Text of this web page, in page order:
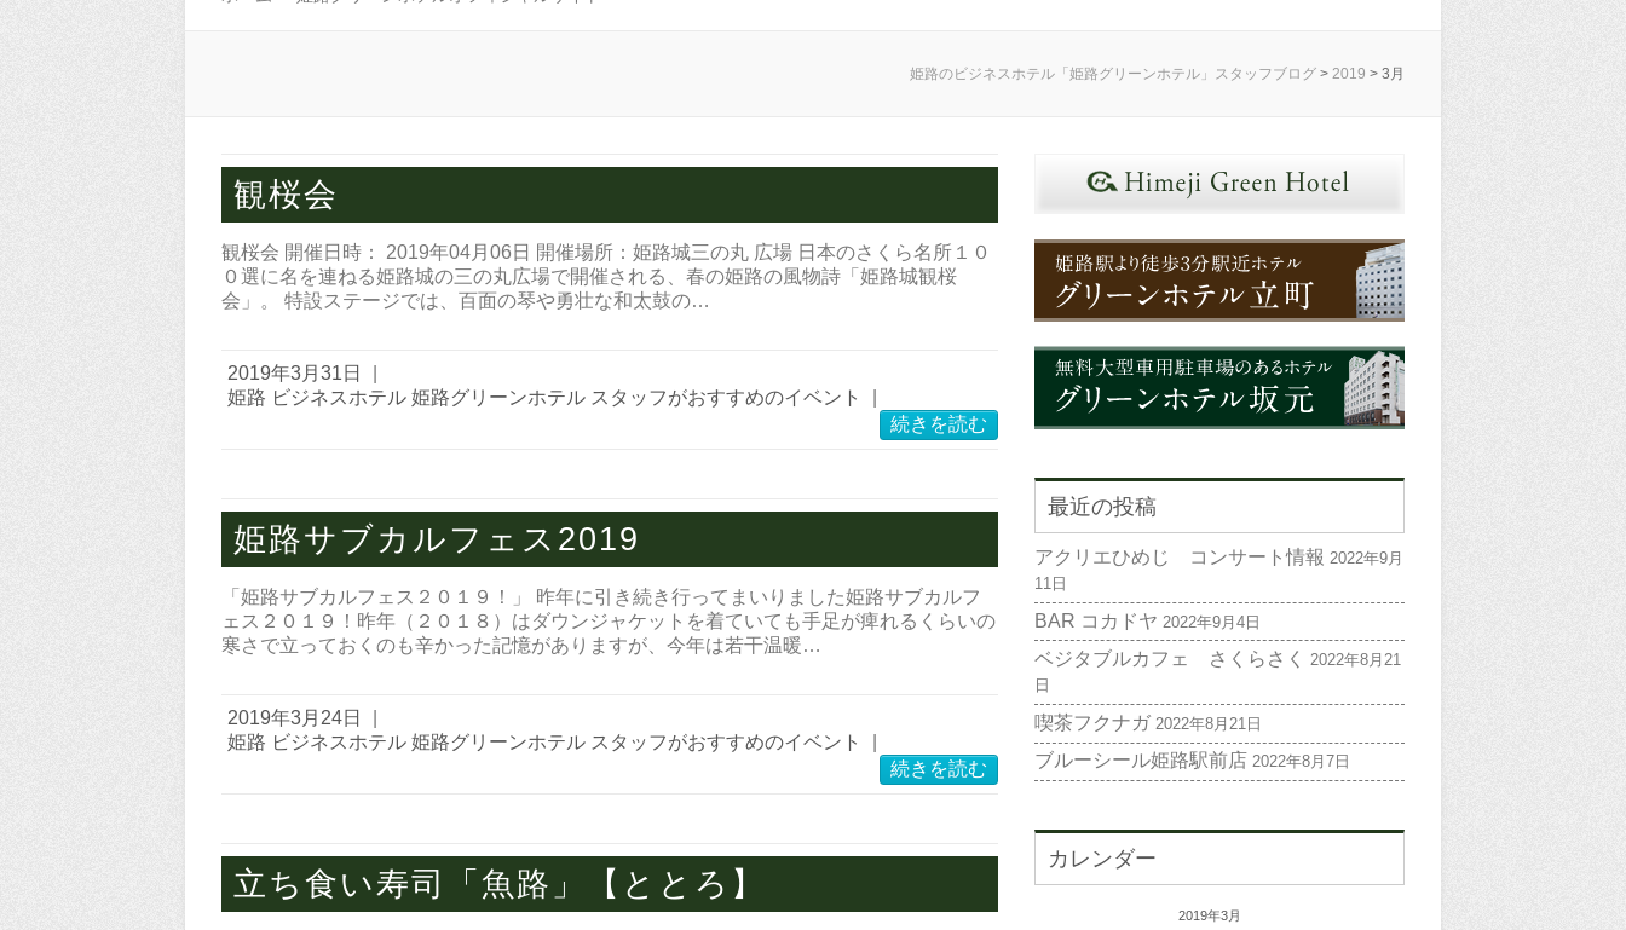
姫路のビジネスホテル「姫路グリーンホテル」スタッフブログ > 2019 > 3月
観桜会
観桜会 開催日時： 2019年04月06日 開催場所：姫路城三の丸 広場 日本のさくら名所１０
０選に名を連ねる姫路城の三の丸広場で開催される、春の姫路の風物詩「姫路城観桜
会」。 特設ステージでは、百面の琴や勇壮な和太鼓の…
2019年3月31日
姫路 ビジネスホテル 姫路グリーンホテル スタッフがおすすめのイベント
続きを読む
姫路サブカルフェス2019
「姫路サブカルフェス２０１９！」 昨年に引き続き行ってまいりました姫路サブカルフ
ェス２０１９！昨年（２０１８）はダウンジャケットを着ていても手足が痺れるくらいの
寒さで立っておくのも辛かった記憶がありますが、今年は若干温暖…
2019年3月24日
姫路 ビジネスホテル 姫路グリーンホテル スタッフがおすすめのイベント
続きを読む
立ち食い寿司「魚路」【ととろ】
最近の投稿
アクリエひめじ コンサート情報 2022年9月
11日
BAR コカドヤ 2022年9月4日
ベジタブルカフェ さくらさく
2022年8月21
日
喫茶フクナガ 2022年8月21日
ブルーシール姫路駅前店 2022年8月7日
カレンダー
2019年3月